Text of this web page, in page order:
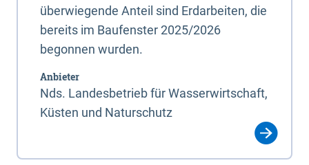
überwiegende Anteil sind Erdarbeiten, die
bereits im Baufenster 2025/2026
begonnen wurden.
Anbieter
Nds. Landesbetrieb für Wasserwirtschaft,
Küsten und Naturschutz